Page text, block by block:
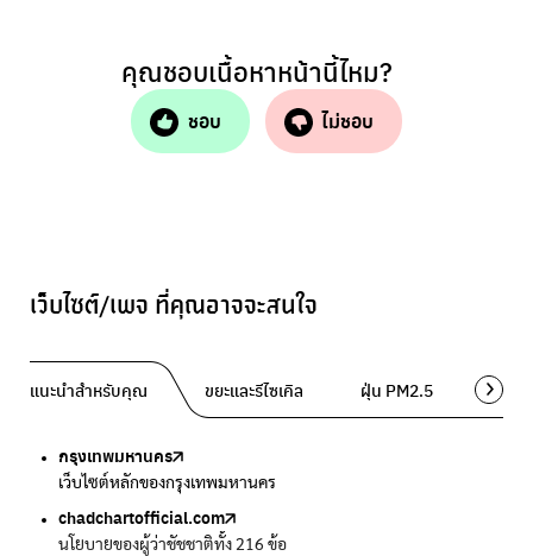
คุณชอบเนื้อหาหน้านี้ไหม?
ชอบ ไม่ชอบ
เว็บไซต์/เพจ ที่คุณอาจจะสนใจ
แนะนำสำหรับคุณ ขยะและรีไซเคิล ฝุ่น PM2.5 พื้นที่สี
กรุงเทพมหานคร
เว็บไซต์หลักของกรุงเทพมหานคร
chadchartofficial.com
นโยบายของผู้ว่าชัชชาติทั้ง 216 ข้อ
Traffy Fondue
แจ้งปัญหาขยะ เพื่อให้หน่วยงานแก้ไข
BKK Zero Waste
กรุงเทพฯไม่เทรวม
Traffy Fondue
แจ้งปัญหาฝุ่น เพื่อให้หน่วยงานแก้ไข
Airbkk
รายงานคุณภาพอากาศในกรุงเทพมหานคร
Bangkok Trees
ความคืบหน้าโครงการต้นไม้ล้านต้น
Greener Bangkok 2030
โครงการเพิ่มพื้นที่สีเขียวภายในปี 2030
DCCE
กรมการเปลี่ยนแปลงสภาพภูมิอากาศและสิ่งแวดล้อม
BangkokStories
เรื่องราวในกรุงเทพโดยครีเอเตอร์